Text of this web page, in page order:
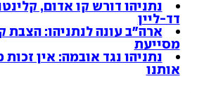
נתניהו דורש קו אדום,
דד-ליין
ארה"ב עונה לנתניהו: הצבת
מסייעת
נתניהו נגד אובמה: אין
אותנו